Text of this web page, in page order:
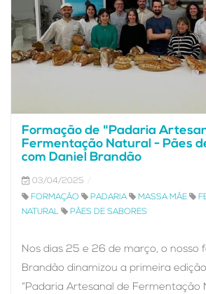
Formação de "Padaria
Fermentação Natural - Pães
com Daniel Brandão
03/04/2025
FORMAÇÃO
PADARIA MASSA MÃE
NATURAL
PÃES DE SABORES
Nos dias 25 e 26 de março, o nosso
Brandão dinamizou a primeira
“Padaria Artesanal de Fermentação